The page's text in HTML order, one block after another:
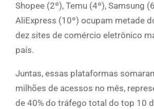
Shopee (2º), Temu (4º), Samsung
AliExpress (10º) ocupam metade
dez sites de comércio eletrônico
país.
Juntas, essas plataformas
milhões de acessos no mês,
de 40% do tráfego total do top 10